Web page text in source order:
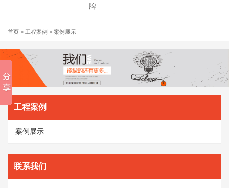
牌
首页 > 工程案例 > 案例展示
工程案例
案例展示
联系我们